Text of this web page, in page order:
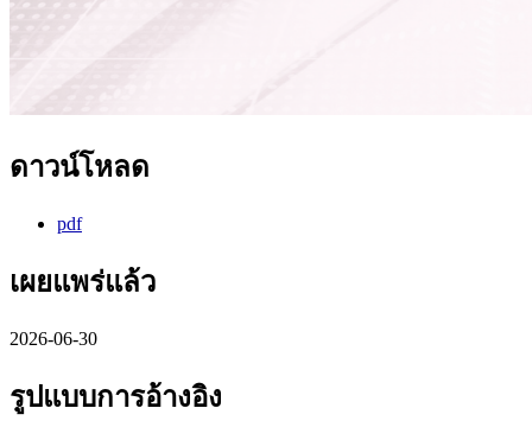
ดาวน์โหลด
pdf
เผยแพร่แล้ว
2026-06-30
รูปแบบการอ้างอิง